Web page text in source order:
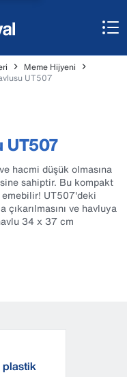
Meme Hijyeni
UT507
UT507
hacmi düşük olmasına
sahiptir. Bu kompakt
emebilir! UT507'deki
ve havluya
34 x 37 cm
plastik